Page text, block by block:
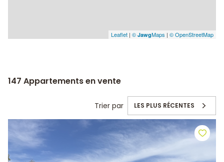
Leaflet | © JawgMaps | © OpenStreetMap
147 Appartements en vente
Trier par LES PLUS RÉCENTES